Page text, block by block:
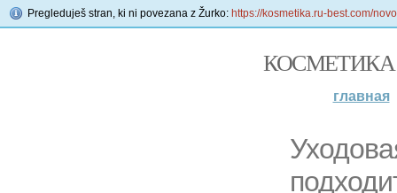
Pregleduješ stran, ki ni povezana z Žurko: https://kosmetika.ru-best.com/